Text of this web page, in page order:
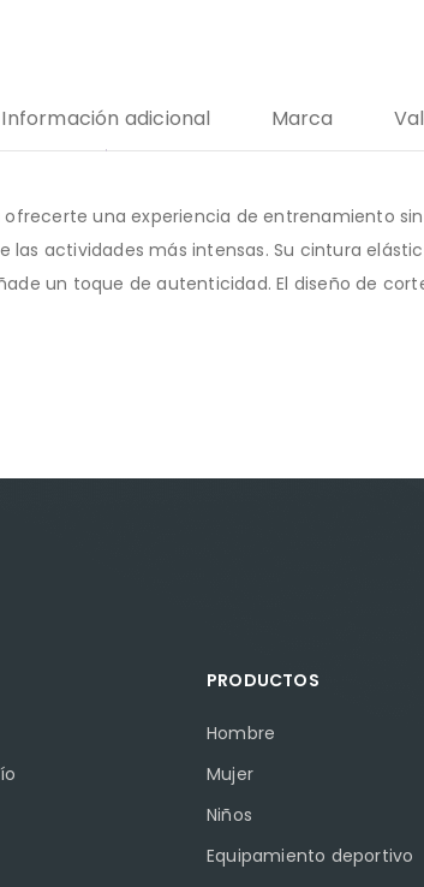
Información adicional Marca
una experiencia de entrenamiento
actividades más intensas. Su cintura
un toque de autenticidad. El diseño de
PRODUCTOS
Hombre
Mujer
Niños
Equipamiento deportivo